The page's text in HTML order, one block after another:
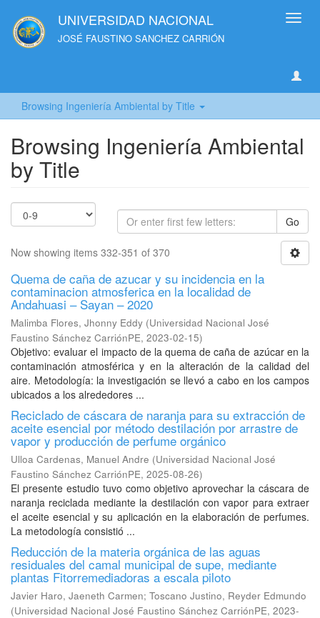
UNIVERSIDAD NACIONAL
JOSÉ FAUSTINO SANCHEZ CARRIÓN
Browsing Ingeniería Ambiental by Title
Browsing Ingeniería Ambiental
by Title
Go
Now showing items 332-351 of 370
Quema de caña de azucar y su incidencia en la
contaminacion atmosferica en la localidad de
Andahuasi – Sayan – 2020
Malimba Flores, Jhonny Eddy (Universidad Nacional José
Faustino Sánchez CarriónPE, 2023-02-15)
Objetivo: evaluar el impacto de la quema de caña de azúcar en la
contaminación atmosférica y en la alteración de la calidad del
aire. Metodología: la investigación se llevó a cabo en los campos
ubicados a los alrededores ...
Reciclado de cáscara de naranja para su extracción de
aceite esencial por método destilación por arrastre de
vapor y producción de perfume orgánico
Ulloa Cardenas, Manuel Andre (Universidad Nacional José
Faustino Sánchez CarriónPE, 2025-08-26)
El presente estudio tuvo como objetivo aprovechar la cáscara de
naranja reciclada mediante la destilación con vapor para extraer
el aceite esencial y su aplicación en la elaboración de perfumes.
La metodología consistió ...
Reducción de la materia orgánica de las aguas
residuales del camal municipal de supe, mediante
plantas Fitorremediadoras a escala piloto
Javier Haro, Jaeneth Carmen; Toscano Justino, Reyder Edmundo
(Universidad Nacional José Faustino Sánchez CarriónPE, 2023-